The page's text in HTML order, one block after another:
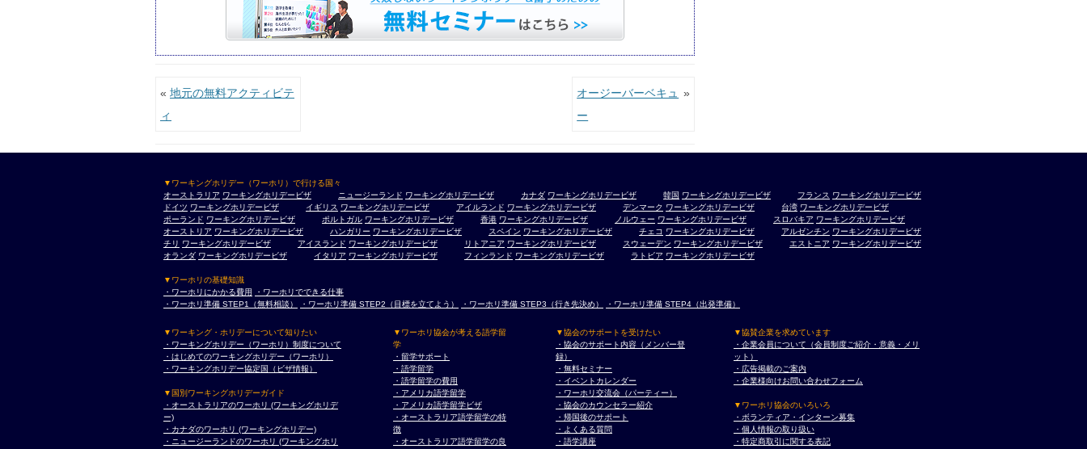
投稿ナビゲーション
« 地元の無料アクティビテ
ィ
»
オージーバーベキュ
ー
▼ワーキングホリデー（ワーホリ）で行ける国々
オーストラリア ワーキングホリデービザ ニュージーランド ワーキングホリデービザ カナダ ワーキングホリデービザ 韓国 ワーキングホリデービザ フランス ワーキングホリデービザ
ドイツ ワーキングホリデービザ イギリス ワーキングホリデービザ アイルランド ワーキングホリデービザ デンマーク ワーキングホリデービザ 台湾 ワーキングホリデービザ
ポーランド ワーキングホリデービザ ポルトガル ワーキングホリデービザ 香港 ワーキングホリデービザ ノルウェー ワーキングホリデービザ スロバキア ワーキングホリデービザ
オーストリア ワーキングホリデービザ ハンガリー ワーキングホリデービザ スペイン ワーキングホリデービザ チェコ ワーキングホリデービザ アルゼンチン ワーキングホリデービザ
チリ ワーキングホリデービザ アイスランド ワーキングホリデービザ リトアニア ワーキングホリデービザ スウェーデン ワーキングホリデービザ エストニア ワーキングホリデービザ
オランダ ワーキングホリデービザ イタリア ワーキングホリデービザ フィンランド ワーキングホリデービザ ラトビア ワーキングホリデービザ
▼ワーホリの基礎知識
・ワーホリにかかる費用
・ワーホリでできる仕事
・ワーホリ準備 STEP1（無料相談）
・ワーホリ準備 STEP2（目標を立てよう） ・ワーホリ準備 STEP3（行き先決め） ・ワーホリ準備 STEP4（出発準備）
▼ワーキング・ホリデーについて知りたい
・ワーキングホリデー（ワーホリ）制度について
・はじめてのワーキングホリデー（ワーホリ）
・ワーキングホリデー協定国（ビザ情報）
▼国別ワーキングホリデーガイド
・オーストラリアのワーホリ (ワーキングホリデ
ー)
・カナダのワーホリ (ワーキングホリデー)
・ニュージーランドのワーホリ (ワーキングホリ
▼ワーホリ協会が考える語学留
学
・留学サポート
・語学留学
・語学留学の費用
・アメリカ語学留学
・アメリカ語学留学ビザ
・オーストラリア語学留学の特
徴
・オーストラリア語学留学の良
▼協会のサポートを受けたい
・協会のサポート内容（メンバー登
録）
・無料セミナー
・イベントカレンダー
・ワーホリ交流会（パーティー）
・協会のカウンセラー紹介
・帰国後のサポート
・よくある質問
・語学講座
▼協賛企業を求めています
・企業会員について（会員制度ご紹介・意義・メリ
ット）
・広告掲載のご案内
・企業様向けお問い合わせフォーム
▼ワーホリ協会のいろいろ
・ボランティア・インターン募集
・個人情報の取り扱い
・特定商取引に関する表記